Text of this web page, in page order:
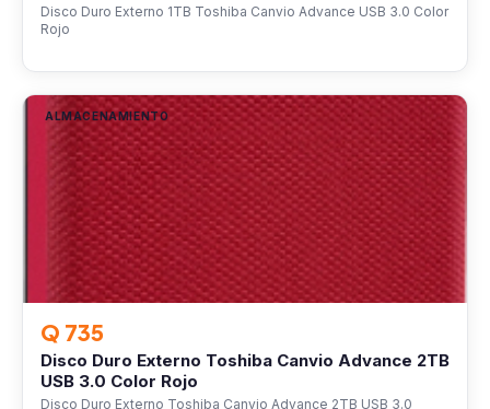
Disco Duro Externo 1TB Toshiba Canvio Advance USB 3.0 Color
Rojo
ALMACENAMIENTO
Q 735
Disco Duro Externo Toshiba Canvio Advance 2TB
USB 3.0 Color Rojo
Disco Duro Externo Toshiba Canvio Advance 2TB USB 3.0